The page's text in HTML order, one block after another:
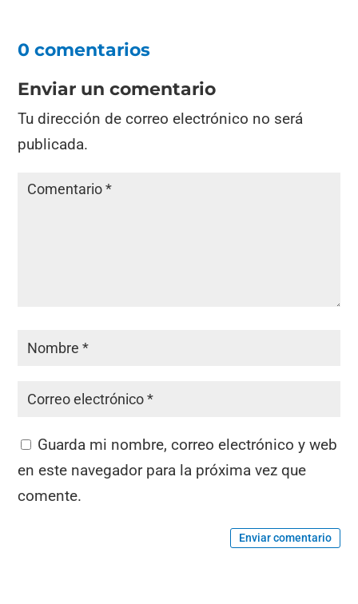
0 comentarios
Enviar un comentario
Tu dirección de correo electrónico no será
publicada.
Guarda mi nombre, correo electrónico y web
en este navegador para la próxima vez que
comente.
Enviar comentario